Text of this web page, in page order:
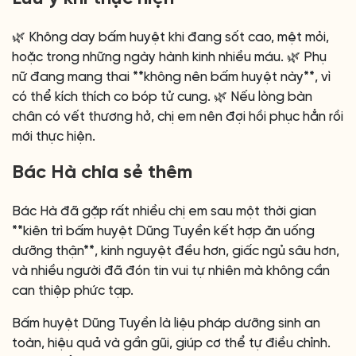
🌿 Không day bấm huyệt khi đang sốt cao, mệt mỏi,
hoặc trong những ngày hành kinh nhiều máu. 🌿 Phụ
nữ đang mang thai **không nên bấm huyệt này**, vì
có thể kích thích co bóp tử cung. 🌿 Nếu lòng bàn
chân có vết thương hở, chị em nên đợi hồi phục hẳn rồi
mới thực hiện.
Bác Hà chia sẻ thêm
Bác Hà đã gặp rất nhiều chị em sau một thời gian
**kiên trì bấm huyệt Dũng Tuyền kết hợp ăn uống
dưỡng thận**, kinh nguyệt đều hơn, giấc ngủ sâu hơn,
và nhiều người đã đón tin vui tự nhiên mà không cần
can thiệp phức tạp.
Bấm huyệt Dũng Tuyền là liệu pháp dưỡng sinh an
toàn, hiệu quả và gần gũi, giúp cơ thể tự điều chỉnh.